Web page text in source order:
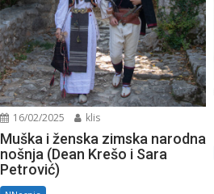
16/02/2025 klis
Muška i ženska zimska narodna
nošnja (Dean Krešo i Sara
Petrović)